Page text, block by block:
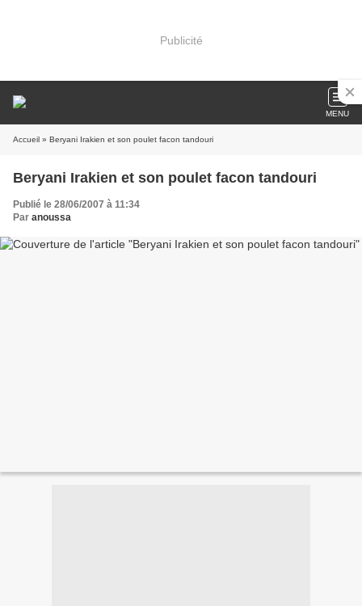
Publicité
MENU
Accueil » Beryani Irakien et son poulet facon tandouri
Beryani Irakien et son poulet facon tandouri
Publié le 28/06/2007 à 11:34
Par anoussa